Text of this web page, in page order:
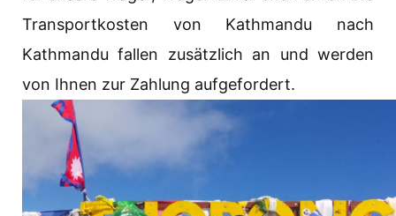
Transportkosten von Kathmandu nach
Kathmandu fallen zusätzlich an und werden
von Ihnen zur Zahlung aufgefordert.